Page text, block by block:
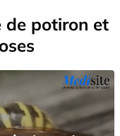
de potiron et